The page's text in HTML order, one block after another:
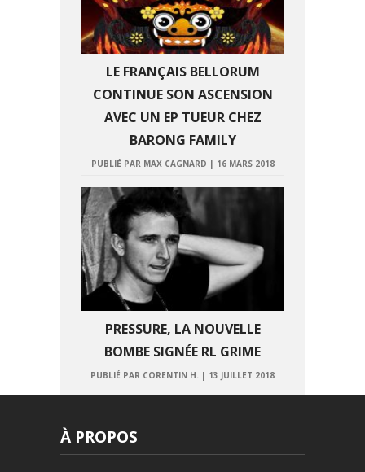
LE FRANÇAIS BELLORUM
CONTINUE SON ASCENSION
AVEC UN EP TUEUR CHEZ
BARONG FAMILY
PUBLIÉ PAR MAX CAGNARD | 16 MARS 2018
PRESSURE, LA NOUVELLE
BOMBE SIGNÉE RL GRIME
PUBLIÉ PAR CORENTIN H. | 13 JUILLET 2018
À PROPOS